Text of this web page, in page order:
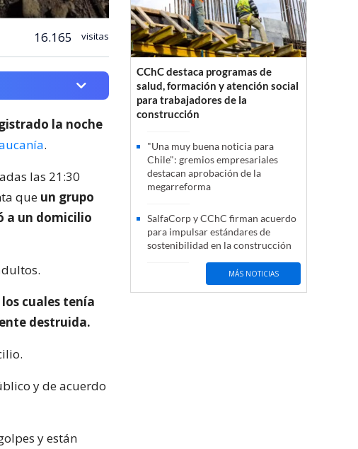
16.165 visitas
la noche
.
las 21:30
que un grupo
a un domicilio
cuales tenía
destruida.
y de acuerdo
y están
CChC destaca programas de
salud, formación y atención social
para trabajadores de la
construcción
"Una muy buena noticia para
Chile": gremios empresariales
destacan aprobación de la
megarreforma
SalfaCorp y CChC firman acuerdo
para impulsar estándares de
sostenibilidad en la construcción
MÁS NOTICIAS